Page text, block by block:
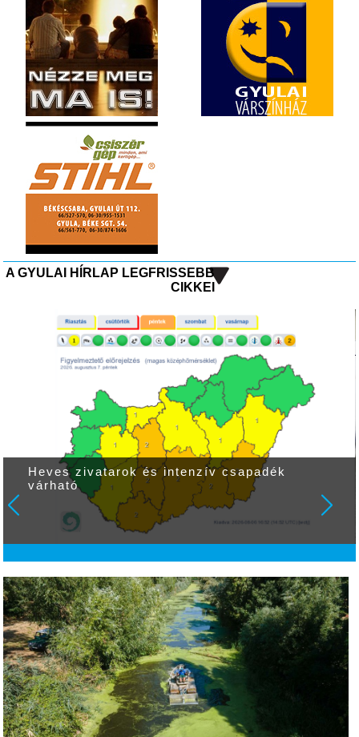
A GYULAI HÍRLAP LEGFRISSEBB
CIKKEI
Heves zivatarok és intenzív csapadék
várható